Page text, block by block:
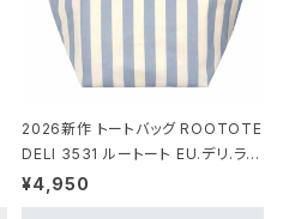
2026新作 トートバッグ ROOTOTE
DELI 3531 ルートート EU.デリ.ラミ
ネート-W サックス・ホワイト
¥4,950